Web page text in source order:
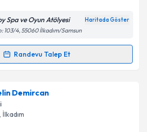
işlenmesine ilişkinAydınlatma
işlenmesini kabul ediyorum.
Takvim Talebini Gönder
Spa ve Oyun Atölyesi Haritada Göster
103/4, 55060 İlkadım/Samsun
Randevu Talep Et
Talebi
Uğuziçin randevu takvimi talebi
bu uzmandan randevu almanız için bir
e-posta ile bilgilendireceğiz.
Demircan
, İlkadım